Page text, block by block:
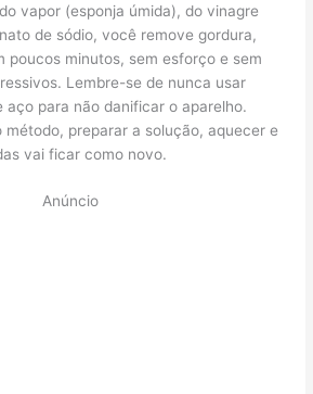
vapor (esponja úmida), do vinagre
de sódio, você remove gordura,
poucos minutos, sem esforço e sem
Lembre-se de nunca usar
aço para não danificar o aparelho.
método, preparar a solução, aquecer e
vai ficar como novo.
Anúncio